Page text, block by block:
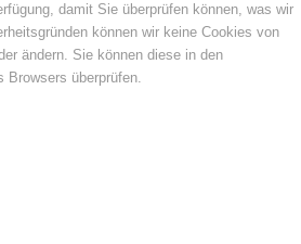
damit Sie überprüfen können, was wir
können wir keine Cookies von
ändern. Sie können diese in den
Browsers überprüfen.